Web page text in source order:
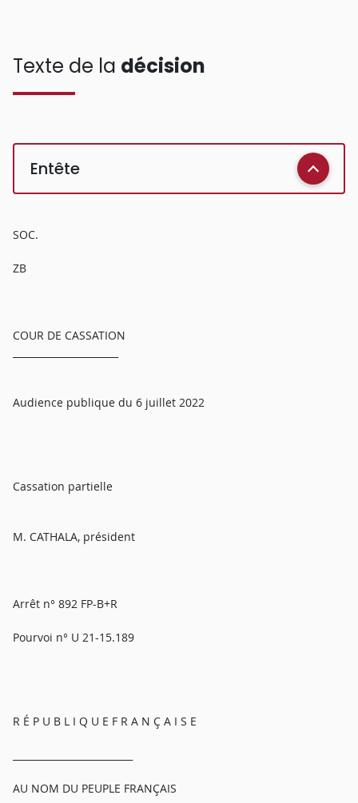
Texte de la décision
Entête
SOC.
ZB
COUR DE CASSATION
Audience publique du 6 juillet 2022
Cassation partielle
M. CATHALA, président
Arrêt n° 892 FP-B+R
Pourvoi n° U 21-15.189
R É P U B L I Q U E F R A N Ç A I S E
AU NOM DU PEUPLE FRANÇAIS